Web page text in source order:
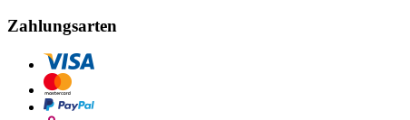
Zahlungsarten